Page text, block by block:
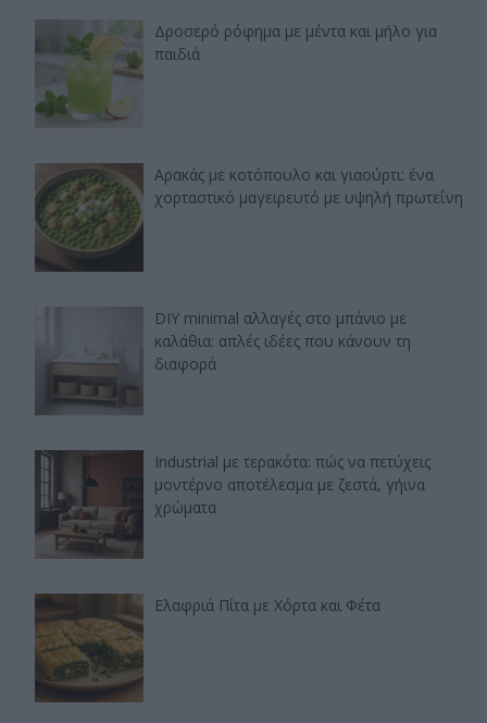
Δροσερό ρόφημα με μέντα και μήλο για
παιδιά
Αρακάς με κοτόπουλο και γιαούρτι: ένα
χορταστικό μαγειρευτό με υψηλή πρωτεΐνη
DIY minimal αλλαγές στο μπάνιο με
καλάθια: απλές ιδέες που κάνουν τη
διαφορά
Industrial με τερακότα: πώς να πετύχεις
μοντέρνο αποτέλεσμα με ζεστά, γήινα
χρώματα
Ελαφριά Πίτα με Χόρτα και Φέτα